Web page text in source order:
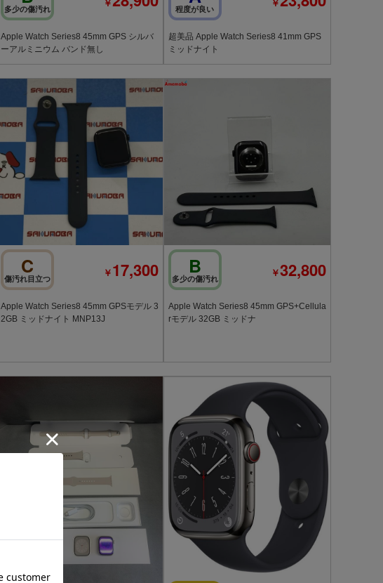
多少の傷汚れ
Apple Watch Series8 45mm GPS シルバ
ーアルミニウム バンド無し
程度が良い
超美品 Apple Watch Series8 41mm GPS
ミッドナイト
C
傷汚れ目立つ ￥17,300
Apple Watch Series8 45mm GPSモデル 3
2GB ミッドナイト MNP13J
B
多少の傷汚れ ￥32,800
Apple Watch Series8 45mm GPS+Cellula
rモデル 32GB ミッドナ